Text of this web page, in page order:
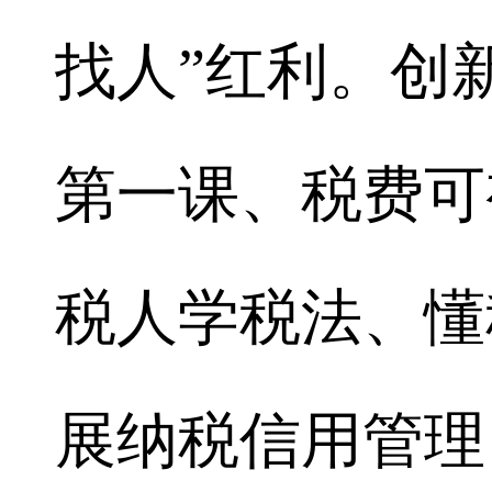
找人”红利。创
第一课、税费
税人学税法、
展纳税信用管